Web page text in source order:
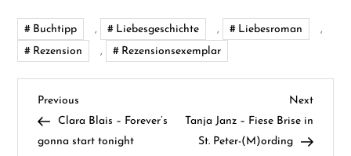
Buchtipp , Liebesgeschichte , Liebesroman
,
Rezension
, Rezensionsexemplar
B
e
Previous
Post
Previous
Clara Blais – Forever’s
gonna start tonight
Next
Post
Next
Tanja Janz – Fiese Brise in
St. Peter-(M)ording